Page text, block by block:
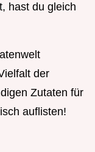
hast du gleich
der
Zutaten für
auflisten!